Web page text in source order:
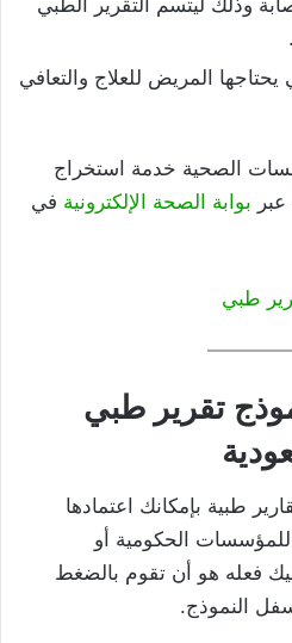
يحتاجها المريض للعلاج والتعافي
الصحية خدمة استخراج
بوابة الصحة الإلكترونية في
طبي
تقرير طبي
طبية بإمكانك اعتمادها
للمؤسسات الحكومية أو
فعله هو أن تقوم بالضغط
النموذج.